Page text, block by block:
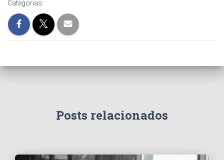
Categorias:
Posts relacionados